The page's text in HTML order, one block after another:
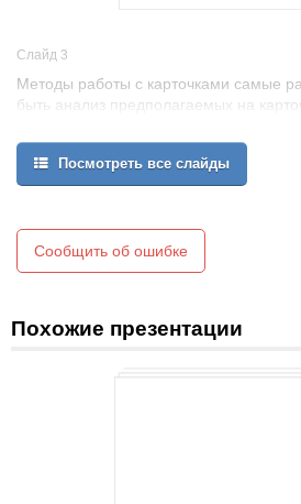
Слайд 3
Методы работы с карточками самые
быть анализ предполагаемых на
В каких случаях уместно
На что необходимо обратить
идею группового портрета?
Обсуждение может быть групповое
Посмотреть все слайды
Сообщить об ошибке
Похожие презентации